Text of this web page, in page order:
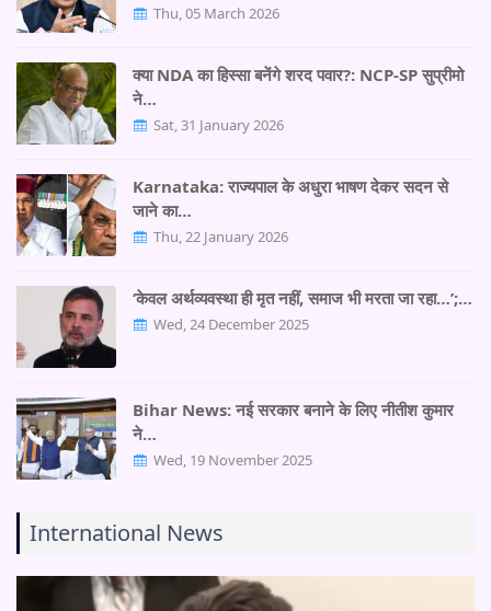
Thu, 05 March 2026
क्या NDA का हिस्सा बनेंगे शरद पवार?: NCP-SP सुप्रीमो
ने…
Sat, 31 January 2026
Karnataka: राज्यपाल के अधुरा भाषण देकर सदन से
जाने का…
Thu, 22 January 2026
‘केवल अर्थव्यवस्था ही मृत नहीं, समाज भी मरता जा रहा…’;…
Wed, 24 December 2025
Bihar News: नई सरकार बनाने के लिए नीतीश कुमार
ने…
Wed, 19 November 2025
International News